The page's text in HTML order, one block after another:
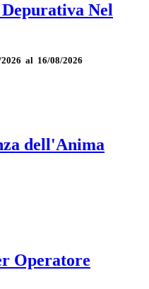
Nel
al 16/08/2026
dell'Anima
Operatore